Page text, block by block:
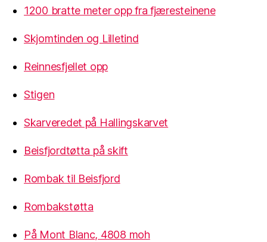
1200 bratte meter opp fra fjæresteinene
Skjomtinden og Lilletind
Reinnesfjellet opp
Stigen
Skarveredet på Hallingskarvet
Beisfjordtøtta på skift
Rombak til Beisfjord
Rombakstøtta
På Mont Blanc, 4808 moh